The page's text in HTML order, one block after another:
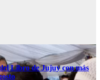
Libro de Jujuy con más